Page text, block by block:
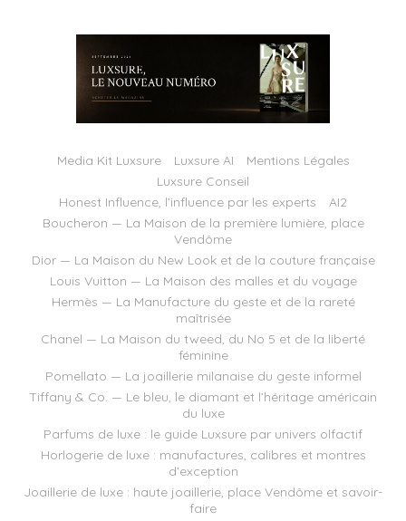
Media Kit Luxsure Luxsure AI
Mentions Légales
Luxsure Conseil
Honest Influence, l’influence par les experts
AI2
Boucheron — La Maison de la première lumière, place
Vendôme
Dior — La Maison du New Look et de la couture française
Louis Vuitton — La Maison des malles et du voyage
Hermès — La Manufacture du geste et de la rareté
maîtrisée
Chanel — La Maison du tweed, du No 5 et de la liberté
féminine
Pomellato — La joaillerie milanaise du geste informel
Tiffany & Co. — Le bleu, le diamant et l’héritage américain
du luxe
Parfums de luxe : le guide Luxsure par univers olfactif
Horlogerie de luxe : manufactures, calibres et montres
d’exception
Joaillerie de luxe : haute joaillerie, place Vendôme et savoir-
faire